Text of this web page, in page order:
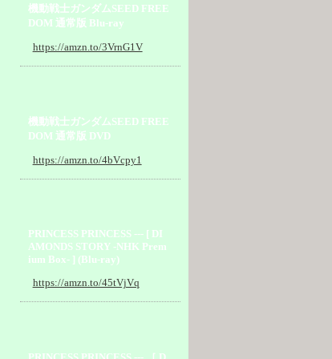
機動戦士ガンダムSEED FREE
DOM 通常版 Blu-ray
https://amzn.to/3VrnG1V
機動戦士ガンダムSEED FREE
DOM 通常版 DVD
https://amzn.to/4bVcpy1
PRINCESS PRINCESS --- [ DI
AMONDS STORY -NHK Prem
ium Box- ] (Blu-ray)
https://amzn.to/45tVjVq